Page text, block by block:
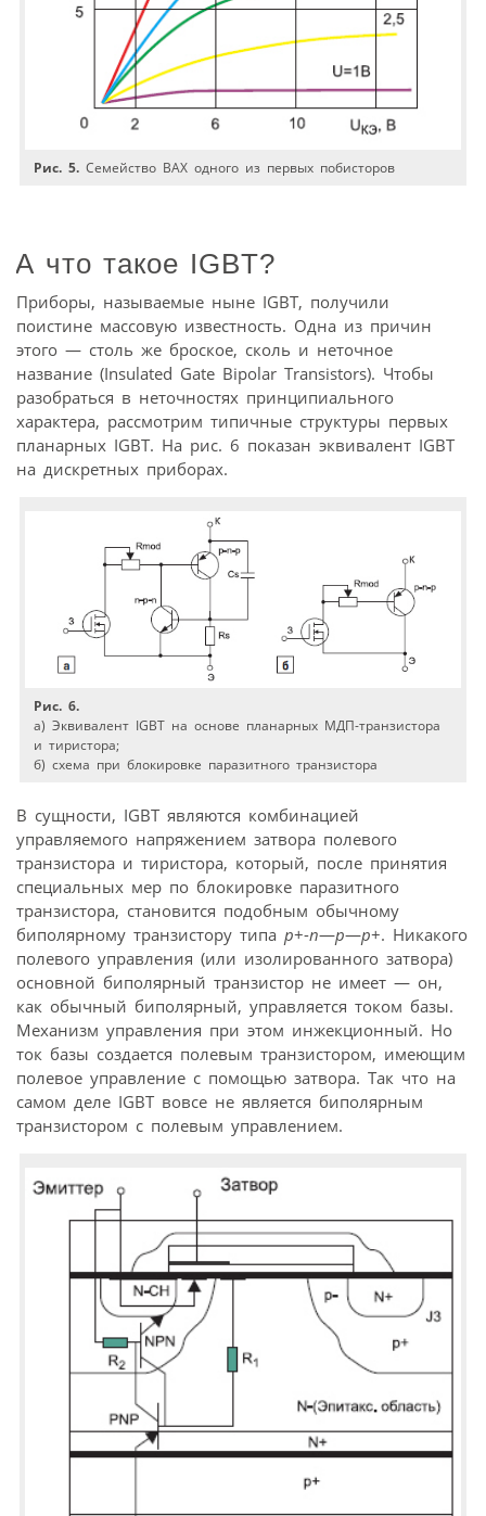
Рис. 5. Семейство ВАХ одного из первых побисторов
А что такое IGBT?
Приборы, называемые ныне IGBT, получили
поистине массовую известность. Одна из причин
этого — столь же броское, сколь и неточное
название (Insulated Gate Bipolar Transistors). Чтобы
разобраться в неточностях принципиального
характера, рассмотрим типичные структуры первых
планарных IGBT. На рис. 6 показан эквивалент IGBT
на дискретных приборах.
Рис. 6.
а) Эквивалент IGBT на основе планарных МДП-транзистора
и тиристора;
б) схема при блокировке паразитного транзистора
В сущности, IGBT являются комбинацией
управляемого напряжением затвора полевого
транзистора и тиристора, который, после принятия
специальных мер по блокировке паразитного
транзистора, становится подобным обычному
биполярному транзистору типа p+-n—p—p+. Никакого
полевого управления (или изолированного затвора)
основной биполярный транзистор не имеет — он,
как обычный биполярный, управляется током базы.
Механизм управления при этом инжекционный. Но
ток базы создается полевым транзистором, имеющим
полевое управление с помощью затвора. Так что на
самом деле IGBT вовсе не является биполярным
транзистором с полевым управлением.